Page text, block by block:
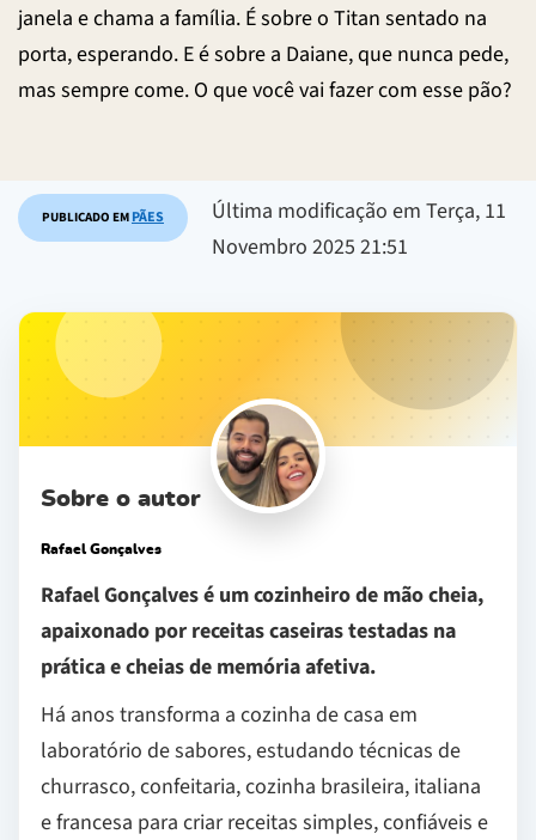
janela e chama a família. É sobre o Titan sentado na
porta, esperando. E é sobre a Daiane, que nunca pede,
mas sempre come. O que você vai fazer com esse pão?
PUBLICADO EMPÃES
Última modificação em Terça, 11
Novembro 2025 21:51
Sobre o autor
Rafael Gonçalves
Rafael Gonçalves é um cozinheiro de mão cheia,
apaixonado por receitas caseiras testadas na
prática e cheias de memória afetiva.
Há anos transforma a cozinha de casa em
laboratório de sabores, estudando técnicas de
churrasco, confeitaria, cozinha brasileira, italiana
e francesa para criar receitas simples, confiáveis e